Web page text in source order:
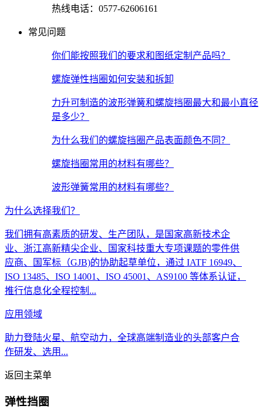
热线电话：0577-62606161
常见问题
你们能按照我们的要求和图纸定制产品吗？
螺旋弹性挡圈如何安装和拆卸
力升可制造的波形弹簧和螺旋挡圈最大和最小直径
是多少？
为什么我们的螺旋挡圈产品表面颜色不同？
螺旋挡圈常用的材料有哪些？
波形弹簧常用的材料有哪些？
为什么选择我们？
我们拥有高素质的研发、生产团队，是国家高新技术企
业、浙江高新精尖企业、国家科技重大专项课题的零件供
应商、国军标（GJB)的协助起草单位，通过 IATF 16949、
ISO 13485、ISO 14001、ISO 45001、AS9100 等体系认证，
推行信息化全程控制...
应用领域
助力登陆火星、航空动力，全球高端制造业的头部客户合
作研发、选用...
返回主菜单
弹性挡圈